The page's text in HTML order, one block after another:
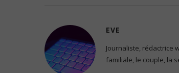
EVE
Journaliste, rédactrice
familiale, le couple, la